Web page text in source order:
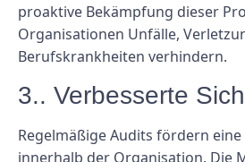
proaktive Bekämpfung dieser
Organisationen Unfälle,
Berufskrankheiten verhindern.
3.. Verbesserte
Regelmäßige Audits fördern
innerhalb der Organisation. Die